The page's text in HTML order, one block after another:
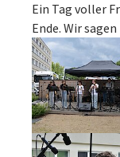
Ein Tag voller
Ende. Wir